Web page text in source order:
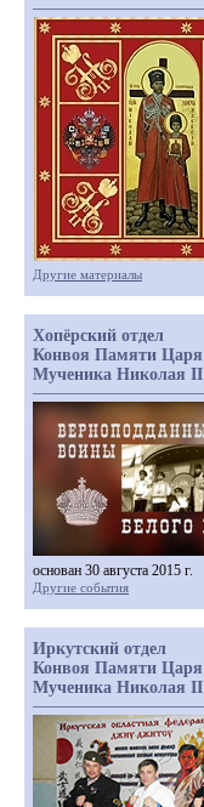
Другие материалы
Хопёрский отдел
Конвоя Памяти Царя
Мученика Николая II
основан 30 августа 2015 г.
Другие события
Иркутский отдел
Конвоя Памяти Царя
Мученика Николая II